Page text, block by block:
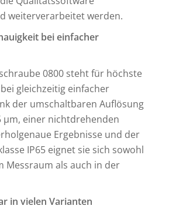
weiterverarbeitet werden.
bei einfacher
0800 steht für höchste
gleichzeitig einfacher
der umschaltbaren Auflösung
µm, einer nichtdrehenden
Ergebnisse und der
IP65 eignet sie sich sowohl
Messraum als auch in der
in vielen Varianten